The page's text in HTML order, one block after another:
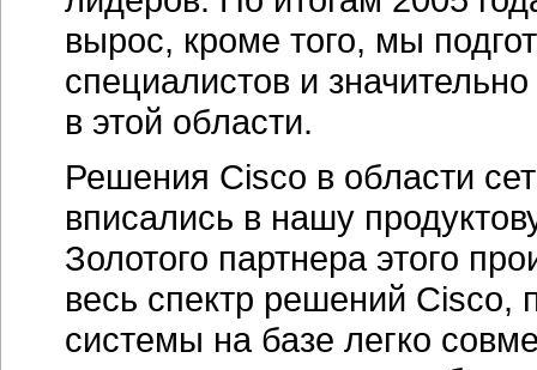
вырос, кроме того, мы
специалистов и
в этой области.
Решения Cisco в области
вписались в нашу
Золотого партнера этого
весь спектр решений Cisco,
системы на базе легко